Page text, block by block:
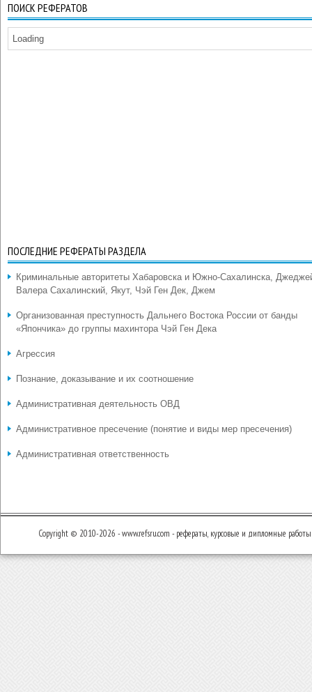
ПОИСК РЕФЕРАТОВ
Loading
ПОСЛЕДНИЕ РЕФЕРАТЫ РАЗДЕЛА
Криминальные авторитеты Хабаровска и Южно-Сахалинска,
Валера Сахалинский, Якут, Чэй Ген Дек, Джем
Организованная преступность Дальнего Востока России от банды
«Япончика» до группы махинтора Чэй Ген Дека
Агрессия
Познание, доказывание и их соотношение
Административная деятельность ОВД
Административное пресечение (понятие и виды мер пресечения)
Административная ответственность
Copyright © 2010-2026 - www.refsru.com - рефераты, курсовые и дипломные работы